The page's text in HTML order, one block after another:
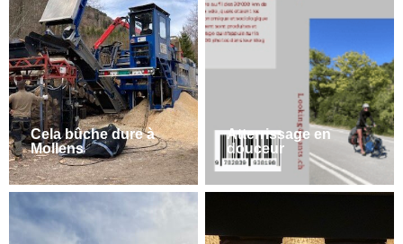
Cela bûche dure à
Mollens
Atterrissage en
douceur